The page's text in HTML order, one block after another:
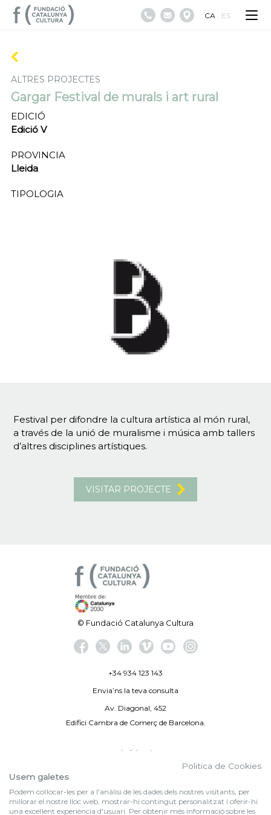
CA ES
ALTRES PROJECTES
Gargar Festival de murals i art rural
EDICIÓ
Edició V
PROVINCIA
Lleida
TIPOLOGIA
Festival per difondre la cultura artística al món rural,
a través de la unió de muralisme i música amb tallers
d’altres disciplines artístiques.
VISITAR PROJECTE
© Fundació Catalunya Cultura
+34 934 123 143
Envia’ns la teva consulta
Av. Diagonal, 452
Edifici Cambra de Comerç de Barcelona.
Avís legal
By 100X100NET
Politica de Cookies
Usem galetes
Podem col·locar-les per a l'anàlisi de les dades dels nostres visitants, per
millorar el nostre lloc web, mostrar-hi contingut personalitzat i oferir-hi
una excel·lent experiència d'usuari. Per obtenir més informació sobre les